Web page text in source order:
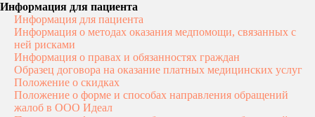
Информация для пациента
Информация для пациента
Информация о методах оказания медпомощи, связанных с
ней рисками
Информация о правах и обязанностях граждан
Образец договора на оказание платных медицинских услуг
Положение о скидках
Положение о форме и способах направления обращений
жалоб в ООО Идеал